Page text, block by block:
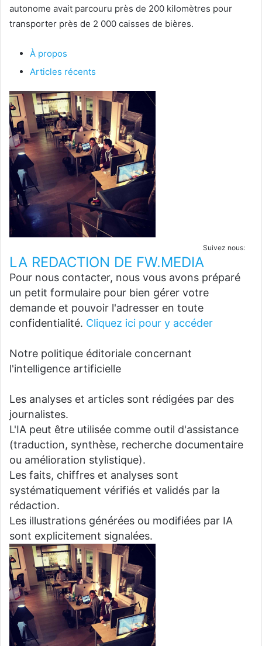
autonome avait parcouru près de 200 kilomètres pour
transporter près de 2 000 caisses de bières.
À propos
Articles récents
Suivez nous:
LA REDACTION DE FW.MEDIA
Pour nous contacter, nous vous avons préparé
un petit formulaire pour bien gérer votre
demande et pouvoir l'adresser en toute
confidentialité. Cliquez ici pour y accéder
Notre politique éditoriale concernant
l'intelligence artificielle
Les analyses et articles sont rédigées par des
journalistes.
L'IA peut être utilisée comme outil d'assistance
(traduction, synthèse, recherche documentaire
ou amélioration stylistique).
Les faits, chiffres et analyses sont
systématiquement vérifiés et validés par la
rédaction.
Les illustrations générées ou modifiées par IA
sont explicitement signalées.